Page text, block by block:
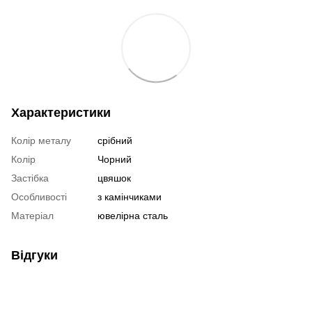
Характеристики
Колір металу
срібний
Колір
Чорний
Застібка
цвяшок
Особливості
з камінчиками
Матеріал
ювелірна сталь
Відгуки